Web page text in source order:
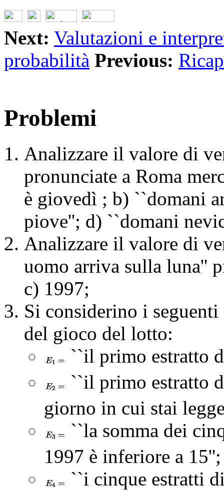
Next: Valutazioni e
probabilità Previous:
Problemi
Analizzare il valore di
pronunciate a Roma
è giovedì ; b) ``domani
piove''; d) ``domani
Analizzare il valore di
uomo arriva sulla luna''
c) 1997;
Si considerino i
del gioco del lotto:
``il primo estratto
``il primo estratto
giorno in cui stai
``la somma dei
1997 è inferiore a 15'';
``i cinque estratti